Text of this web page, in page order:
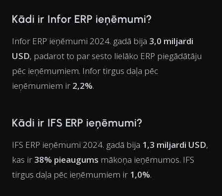
Kādi ir Infor ERP ieņēmumi?
Infor ERP ieņēmumi 2024. gadā bija 3,0 miljardi
USD, padarot to par sesto lielāko ERP piegādātāju
pēc ieņēmumiem. Infor tirgus daļa pēc
ieņēmumiem ir 2,2%.
Kādi ir IFS ERP ieņēmumi?
IFS ERP ieņēmumi 2024. gadā bija 1,3 miljardi USD,
kas ir 38% pieaugums mākoņa ieņēmumos. IFS
tirgus daļa pēc ieņēmumiem ir 1,0%.